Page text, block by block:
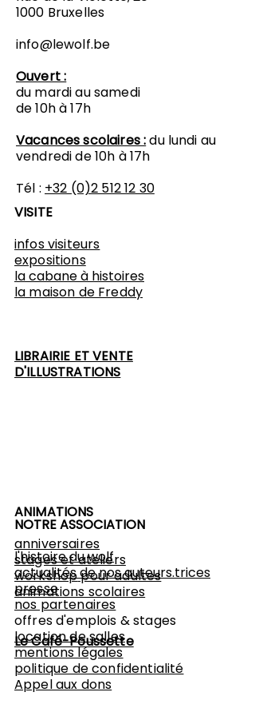
1000 Bruxelles
info@lewolf.be
Ouvert :
du mardi au samedi
de 10h à 17h
Vacances scolaires :du lundi au
vendredi de 10h à 17h
Tél : +32 (0)2 512 12 30
VISITE
infos visiteurs
expositions
​la cabane à histoires
la maison de Freddy
LIBRAIRIE ET VENTE
D'ILLUSTRATIONS
ANIMATIONS
anniversaires
stages et ateliers
workshoppour adultes
animations scolaires
Le Café-Poussette
NOTRE ASSOCIATION
l'histoire du wolf
actualités de nos auteurs.trices
presse
nos partenaires
offres d'emplois & stages
location de salles
mentions légales
politique de confidentialité
Appel aux dons